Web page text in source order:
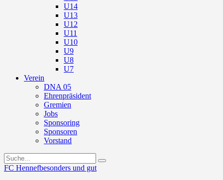
U14
U13
U12
U11
U10
U9
U8
U7
Verein
DNA 05
Ehrenpräsident
Gremien
Jobs
Sponsoring
Sponsoren
Vorstand
FC Hennefbesonders und gut